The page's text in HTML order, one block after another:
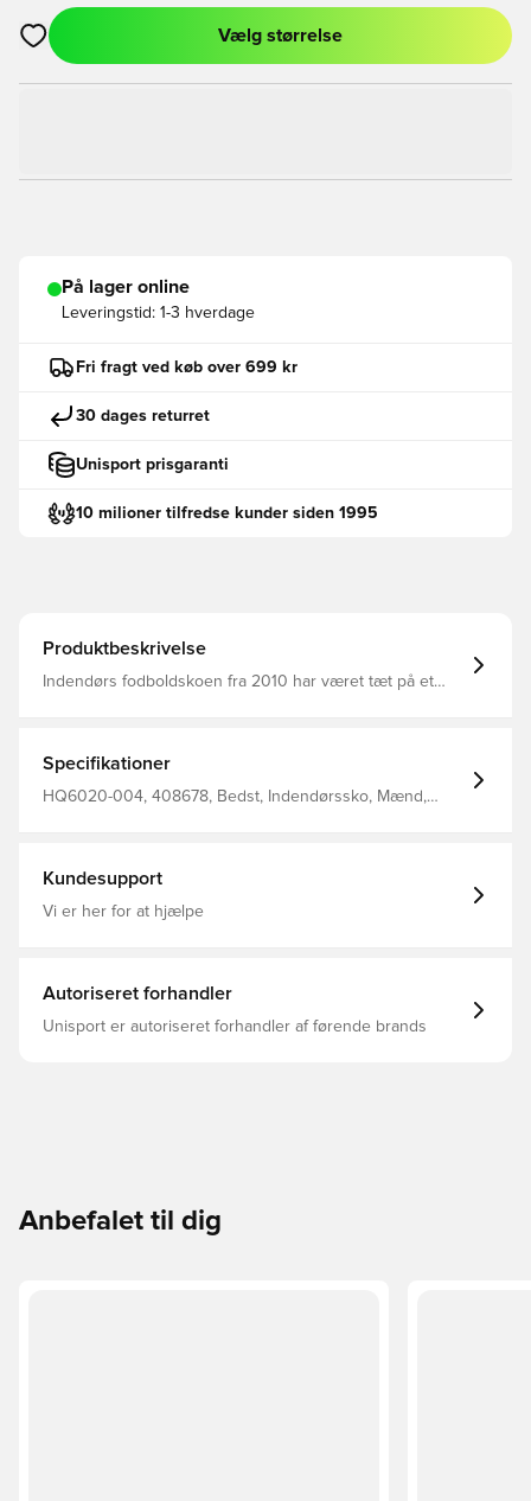
Åbner en Modal til at logge ind eller tilmelde dig som medlem
Vælg størrelse
På lager online
Leveringstid: 1-3 hverdage
Fri fragt ved køb over 699 kr
30 dages returret
Unisport prisgaranti
10 milioner tilfredse kunder siden 1995
Produktbeskrivelse
Indendørs fodboldskoen fra 2010 har været tæt på et
og skaber et lagdelt look, der er let at style.
Specifikationer
HQ6020-004, 408678, Bedst, Indendørssko, Mænd,
Kundesupport
Vi er her for at hjælpe
Autoriseret forhandler
Unisport er autoriseret forhandler af førende brands
Anbefalet til dig